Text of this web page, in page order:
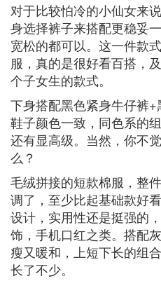
对于比较怕冷的小仙女来
身选择裤子来搭配更稳妥
宽松的都可以。这一件款
服，真的是很好看百搭，
个子女生的款式。
下身搭配黑色紧身牛仔裤
鞋子颜色一致，同色系的
还有显高级。当然，你不
么？
毛绒拼接的短款棉服，整
调了，至少比起基础款好
设计，实用性还是挺强的
饰，手机口红之类。搭配
瘦又暖和，上短下长的组
长了不少。